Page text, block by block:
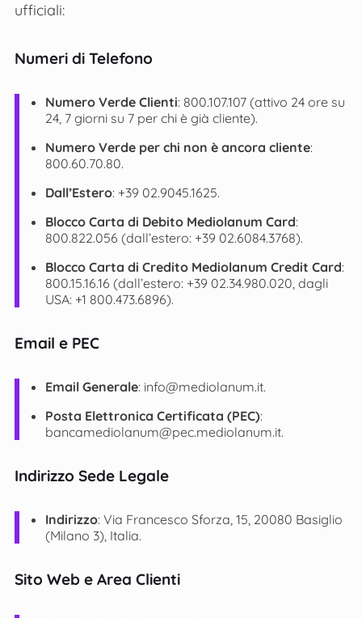
ufficiali:
Numeri di Telefono
Numero Verde Clienti: 800.107.107 (attivo 24 ore su
24, 7 giorni su 7 per chi è già cliente)​​.
Numero Verde per chi non è ancora cliente:
800.60.70.80​​.
Dall’Estero: +39 02.9045.1625​.
Blocco Carta di Debito Mediolanum Card:
800.822.056 (dall’estero: +39 02.6084.3768)​.
Blocco Carta di Credito Mediolanum Credit Card:
800.15.16.16 (dall’estero: +39 02.34.980.020, dagli
USA: +1 800.473.6896)​.
Email e PEC
Email Generale: info@mediolanum.it​.
Posta Elettronica Certificata (PEC):
bancamediolanum@pec.mediolanum.it​​.
Indirizzo Sede Legale
Indirizzo: Via Francesco Sforza, 15, 20080 Basiglio
(Milano 3), Italia​​.
Sito Web e Area Clienti